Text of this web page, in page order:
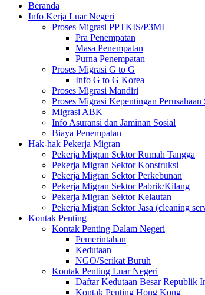
Beranda
Info Kerja Luar Negeri
Proses Migrasi PPTKIS/P3MI
Pra Penempatan
Masa Penempatan
Purna Penempatan
Proses Migrasi G to G
Info G to G Korea
Proses Migrasi Mandiri
Proses Migrasi Kepentingan Perusahaan
Migrasi ABK
Info Asuransi dan Jaminan Sosial
Biaya Penempatan
Hak-hak Pekerja Migran
Pekerja Migran Sektor Rumah Tangga
Pekerja Migran Sektor Konstruksi
Pekerja Migran Sektor Perkebunan
Pekerja Migran Sektor Pabrik/Kilang
Pekerja Migran Sektor Kelautan
Pekerja Migran Sektor Jasa (cleaning
Kontak Penting
Kontak Penting Dalam Negeri
Pemerintahan
Kedutaan
NGO/Serikat Buruh
Kontak Penting Luar Negeri
Daftar Kedutaan Besar Republik
Kontak Penting Hong Kong